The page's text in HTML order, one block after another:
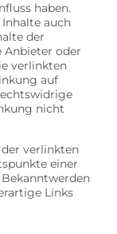
haben.
auch
der
Anbieter oder
verlinkten
auf
nicht
verlinkten
einer
Links